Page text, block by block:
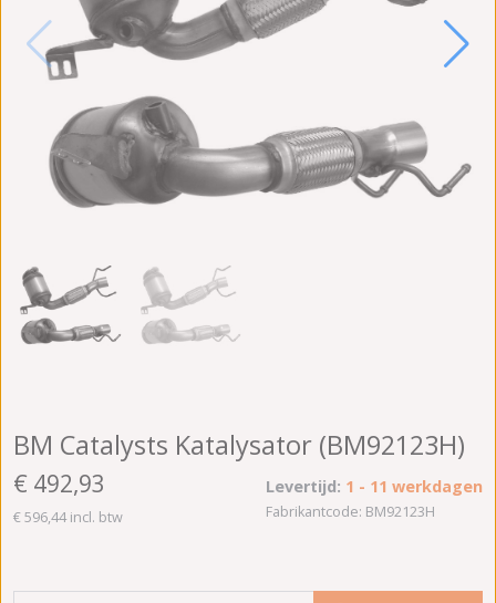
BM Catalysts Katalysator (BM92123H)
€ 492,93
€ 596,44 incl. btw
Levertijd: 1 - 11 werkdagen
Fabrikantcode: BM92123H